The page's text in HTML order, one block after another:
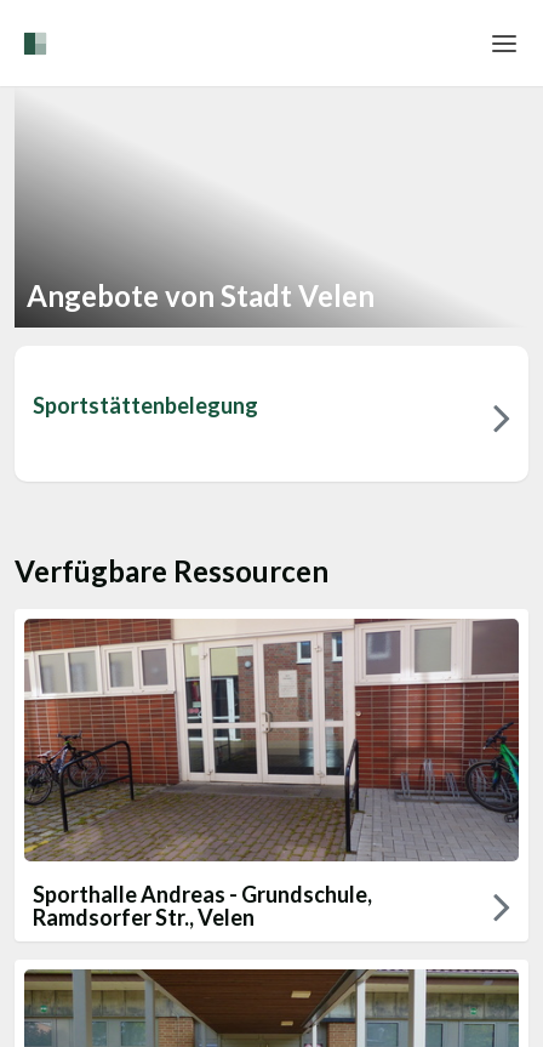
Angebote von Stadt Velen
Sportstättenbelegung
Verfügbare Ressourcen
Sporthalle Andreas - Grundschule,
Ramdsorfer Str., Velen